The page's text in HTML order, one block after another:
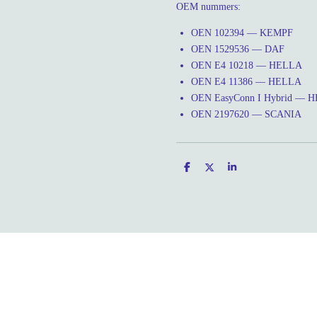
OEM nummers:
OEN 102394 — KEMPF
OEN 1529536 — DAF
OEN E4 10218 — HELLA
OEN E4 11386 — HELLA
OEN EasyConn I Hybrid —
OEN 2197620 — SCANIA
D
D
S